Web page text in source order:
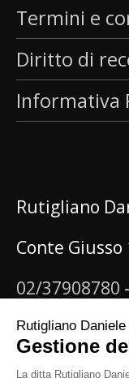
Termini e
Diritto di
Informativa
Rutigliano
Conte Giusso
02/37908780